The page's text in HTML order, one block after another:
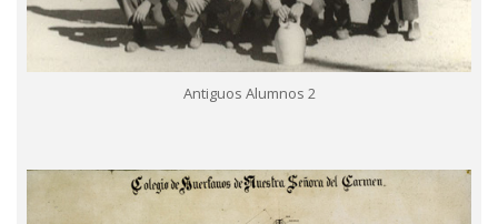
Antiguos Alumnos 2